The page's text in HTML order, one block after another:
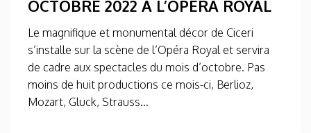
OCTOBRE 2022 À L’OPÉRA ROYAL
Le magnifique et monumental décor de Ciceri
s’installe sur la scène de l’Opéra Royal et servira
de cadre aux spectacles du mois d’octobre. Pas
moins de huit productions ce mois-ci, Berlioz,
Mozart, Gluck, Strauss...